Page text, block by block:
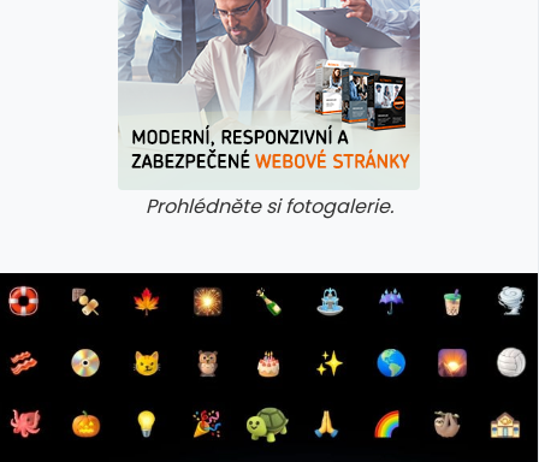
Prohlédněte si fotogalerie.